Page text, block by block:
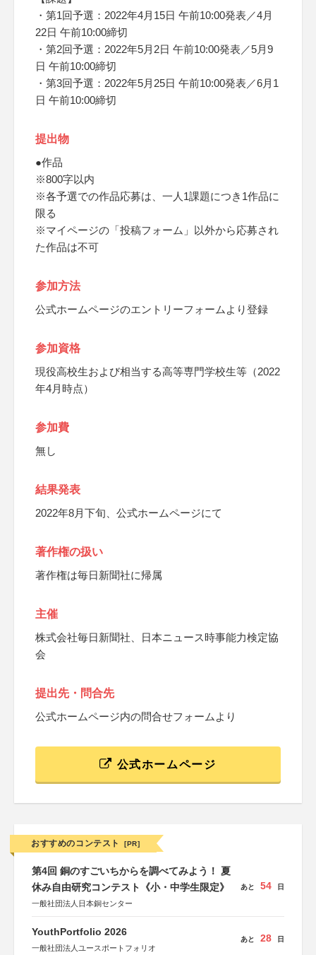
・第1回予選：2022年4月15日 午前10:00発表／4月
22日 午前10:00締切
・第2回予選：2022年5月2日 午前10:00発表／5月9
日 午前10:00締切
・第3回予選：2022年5月25日 午前10:00発表／6月1
日 午前10:00締切
提出物
●作品
※800字以内
※各予選での作品応募は、一人1課題につき1作品に
限る
※マイページの「投稿フォーム」以外から応募され
た作品は不可
参加方法
公式ホームページのエントリーフォームより登録
参加資格
現役高校生および相当する高等専門学校生等（2022
年4月時点）
参加費
無し
結果発表
2022年8月下旬、公式ホームページにて
著作権の扱い
著作権は毎日新聞社に帰属
主催
株式会社毎日新聞社、日本ニュース時事能力検定協
会
提出先・問合先
公式ホームページ内の問合せフォームより
公式ホームページ
おすすめのコンテスト [PR]
第4回 銅のすごいちからを調べてみよう！ 夏
休み自由研究コンテスト《小・中学生限定》
一般社団法人日本銅センター
あと 54 日
YouthPortfolio 2026
一般社団法人ユースポートフォリオ
あと 28 日